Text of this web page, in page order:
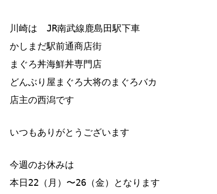
川崎は JR南武線鹿島田駅下車
かしまだ駅前通商店街
まぐろ丼海鮮丼専門店
どんぶり屋まぐろ大将のまぐろバカ
店主の西潟です
いつもありがとうございます
今週のお休みは
本日22（月）〜26（金）となります